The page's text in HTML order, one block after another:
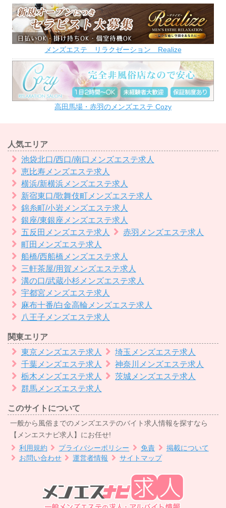
メンズエステ リラクゼーション Realize
高田馬場・赤羽のメンズエステ Cozy
人気エリア
池袋北口/西口/南口メンズエステ求人
恵比寿メンズエステ求人
横浜/新横浜メンズエステ求人
新宿東口/歌舞伎町メンズエステ求人
錦糸町/小岩メンズエステ求人
銀座/東銀座メンズエステ求人
五反田メンズエステ求人
赤羽メンズエステ求人
町田メンズエステ求人
船橋/西船橋メンズエステ求人
三軒茶屋/用賀メンズエステ求人
溝の口/武蔵小杉メンズエステ求人
宇都宮メンズエステ求人
麻布十番/白金高輪メンズエステ求人
八王子メンズエステ求人
関東エリア
東京メンズエステ求人
埼玉メンズエステ求人
千葉メンズエステ求人
神奈川メンズエステ求人
栃木メンズエステ求人
茨城メンズエステ求人
群馬メンズエステ求人
このサイトについて
一般から風俗までのメンズエステのバイト求人情報を探すなら
【メンエスナビ求人】にお任せ!
利用規約
プライバシーポリシー 免責
掲載について
お問い合わせ
運営者情報 サイトマップ